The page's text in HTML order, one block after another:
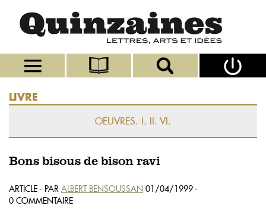
LIVRE
OEUVRES. I. II. VI.
Bons bisous de bison ravi
ARTICLE - PAR ALBERT BENSOUSSAN 01/04/1999 -
0 COMMENTAIRE